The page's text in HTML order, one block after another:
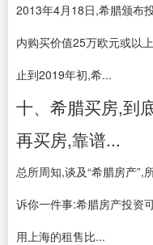
2013年4月18日,希腊颁布
内购买价值25万欧元或以
止到2019年初,希...
十、希腊买房,到
再买房,靠谱...
总所周知,谈及“希腊房产”,
诉你一件事:希腊房产投资
用上海的租售比...